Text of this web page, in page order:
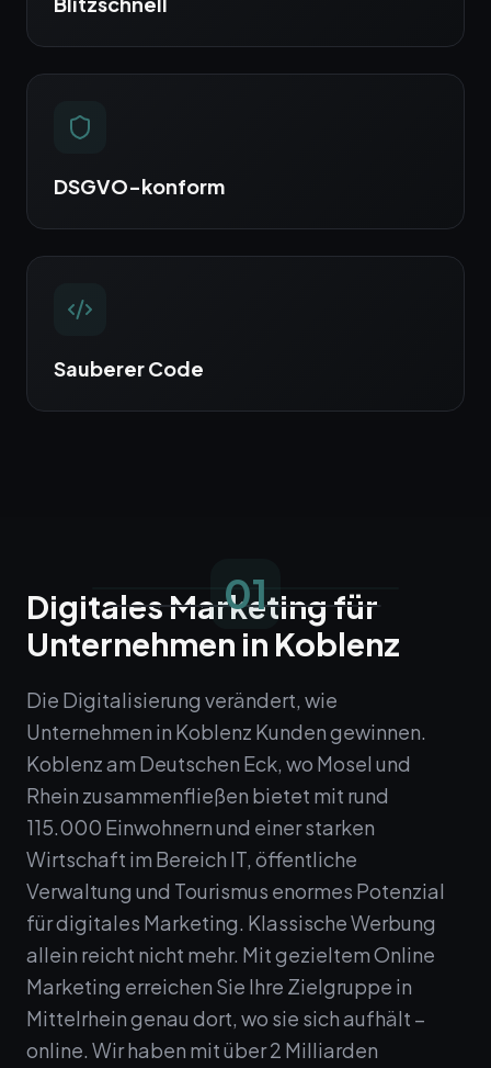
DSGVO-konform
Sauberer Code
01
Digitales Marketing für
Unternehmen in Koblenz
Die Digitalisierung verändert, wie
Unternehmen in Koblenz Kunden gewinnen.
Koblenz am Deutschen Eck, wo Mosel und
Rhein zusammenfließen bietet mit rund
115.000 Einwohnern und einer starken
Wirtschaft im Bereich IT, öffentliche
Verwaltung und Tourismus enormes Potenzial
für digitales Marketing. Klassische Werbung
allein reicht nicht mehr. Mit gezieltem Online
Marketing erreichen Sie Ihre Zielgruppe in
Mittelrhein genau dort, wo sie sich aufhält –
online. Wir haben mit über 2 Milliarden